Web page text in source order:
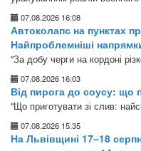
07.08.2026 16:08
Автоколапс на пунктах
Найпроблемніші
"За добу черги на кордоні
07.08.2026 16:03
Від пирога до соусу: що
"Що приготувати зі слив:
07.08.2026 15:35
На Львівщині 17–18